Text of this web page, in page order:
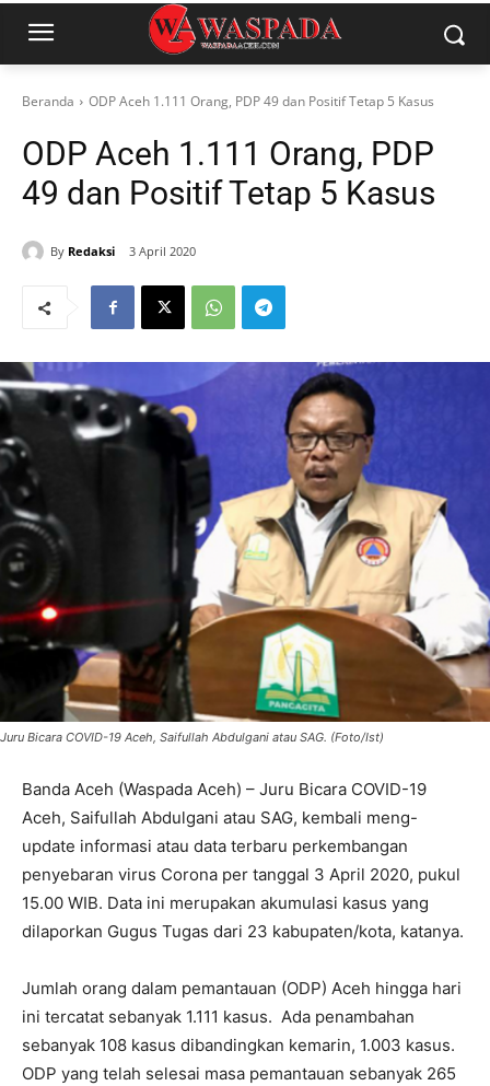
Beranda ODP Aceh 1.111 Orang, PDP 49 dan Positif Tetap 5 Kasus
ODP Aceh 1.111 Orang, PDP
49 dan Positif Tetap 5 Kasus
By Redaksi 3 April 2020
Juru Bicara COVID-19 Aceh, Saifullah Abdulgani atau SAG. (Foto/Ist)
Banda Aceh (Waspada Aceh) – Juru Bicara COVID-19
Aceh, Saifullah Abdulgani atau SAG, kembali meng-
update informasi atau data terbaru perkembangan
penyebaran virus Corona per tanggal 3 April 2020, pukul
15.00 WIB. Data ini merupakan akumulasi kasus yang
dilaporkan Gugus Tugas dari 23 kabupaten/kota, katanya.
Jumlah orang dalam pemantauan (ODP) Aceh hingga hari
ini tercatat sebanyak 1.111 kasus. Ada penambahan
sebanyak 108 kasus dibandingkan kemarin, 1.003 kasus.
ODP yang telah selesai masa pemantauan sebanyak 265